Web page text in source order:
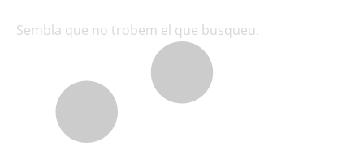
Sembla que no trobem el que busqueu.